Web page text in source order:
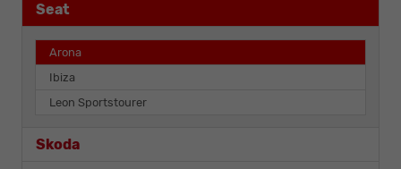
Seat
Arona
Ibiza
Leon Sportstourer
Skoda